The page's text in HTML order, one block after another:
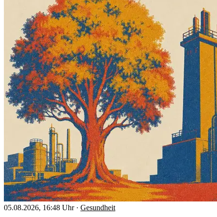
05.08.2026, 16:48 Uhr · Gesundheit